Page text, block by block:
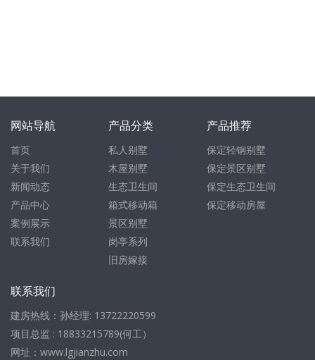
网站导航
首页
关于我们
新闻动态
产品中心
案例展示
联系我们
产品分类
私人别墅
木屋别墅
生态卫生间
箱式移动箱
景区别墅
岗亭系列
旧房嫁接
产品推荐
保定轻钢别墅
保定景区别墅
保定生态卫生间
保定移动房屋
联系我们
建房热线：孙经理: 13722220599
项目总监 : 18833215789(何工）
网址：www.lgjianzhu.com